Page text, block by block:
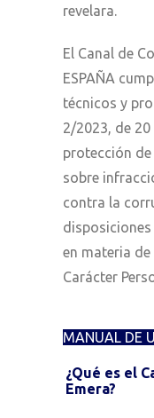
revelara.
El Canal de
ESPAÑA
técnicos y
2/2023, de
protección
sobre
contra la
en materia
Carácter
MANUAL DE
¿Qué es el
Emera?